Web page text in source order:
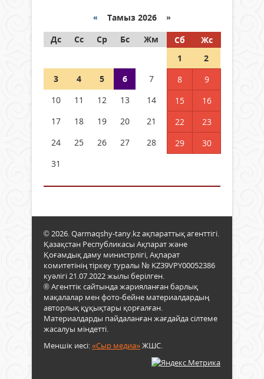
« Тамыз 2026 »
Дс
Сс Ср Бс Жм Сб
Жс
1
2
3
4 5 6 7 8
9
10
11 12 13 14 15
16
17
18 19 20 21 22
23
24
25 26 27 28 29
30
31
© 2026. Qarmaqshy-tany.kz ақпараттық агенттігі.
Қазақстан Республикасы Ақпарат және
Қоғамдық даму министрлігі, Ақпарат
комитетінің тіркеу туралы № KZ39VPY00052386
куәлігі 21.07.2022 жылы берілген.
® Агенттік сайтында жарияланған барлық
мақалалар мен фото-бейне материалдардың
авторлық құқықтары қорғалған.
Материалдарды пайдаланған жағдайда сілтеме
жасалуы міндетті.
Меншік иесі:«Сыр медиа»ЖШС.